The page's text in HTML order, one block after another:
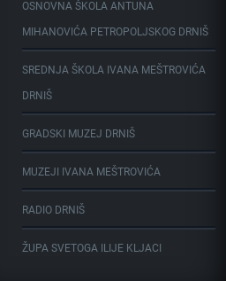
OSNOVNA ŠKOLA ANTUNA
MIHANOVIĆA PETROPOLJSKOG DRNIŠ
SREDNJA ŠKOLA IVANA MEŠTROVIĆA
DRNIŠ
GRADSKI MUZEJ DRNIŠ
MUZEJI IVANA MEŠTROVIĆA
RADIO DRNIŠ
ŽUPA SVETOGA ILIJE KLJACI